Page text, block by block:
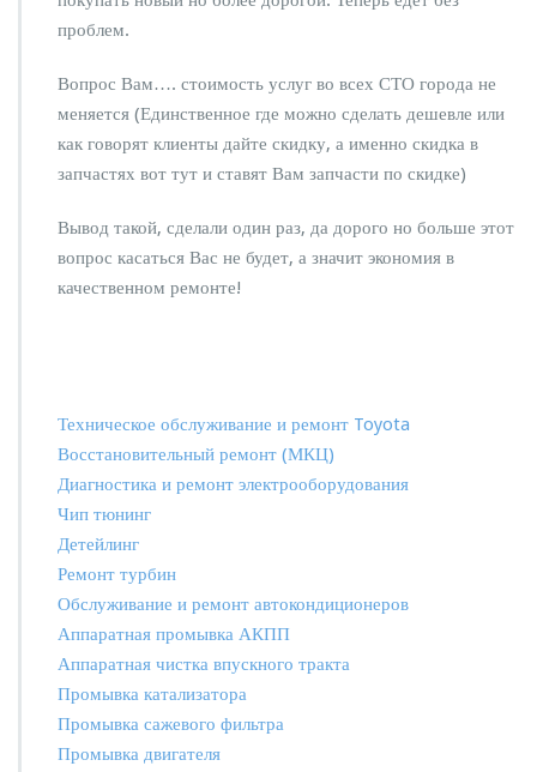
проблем.
Вопрос Вам…. стоимость услуг во всех СТО города не
меняется (Единственное где можно сделать дешевле или
как говорят клиенты дайте скидку, а именно скидка в
запчастях вот тут и ставят Вам запчасти по скидке)
Вывод такой, сделали один раз, да дорого но больше этот
вопрос касаться Вас не будет, а значит экономия в
качественном ремонте!
Техническое обслуживание и ремонт Toyota
Восстановительный ремонт (МКЦ)
Диагностика и ремонт электрооборудования
Чип тюнинг
Детейлинг
Ремонт турбин
Обслуживание и ремонт автокондиционеров
Аппаратная промывка АКПП
Аппаратная чистка впускного тракта
Промывка катализатора
Промывка сажевого фильтра
Промывка двигателя